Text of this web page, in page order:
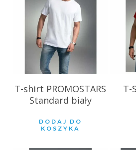
20.61 zł
T-shirt PROMOSTARS
Standard biały
DODAJ DO
KOSZYKA
T-